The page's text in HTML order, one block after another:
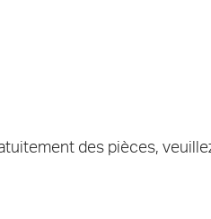
des pièces,